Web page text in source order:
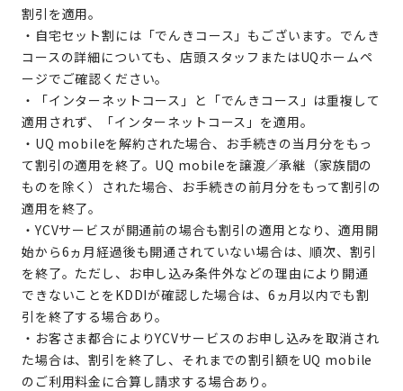
割引を適用。
・自宅セット割には「でんきコース」もございます。でんき
コースの詳細についても、店頭スタッフまたはUQホームペ
ージでご確認ください。
・「インターネットコース」と「でんきコース」は重複して
適用されず、「インターネットコース」を適用。
・UQ mobileを解約された場合、お手続きの当月分をもっ
て割引の適用を終了。UQ mobileを譲渡／承継（家族間の
ものを除く）された場合、お手続きの前月分をもって割引の
適用を終了。
・YCVサービスが開通前の場合も割引の適用となり、適用開
始から6ヵ月経過後も開通されていない場合は、順次、割引
を終了。ただし、お申し込み条件外などの理由により開通
できないことをKDDIが確認した場合は、6ヵ月以内でも割
引を終了する場合あり。
・お客さま都合によりYCVサービスのお申し込みを取消され
た場合は、割引を終了し、それまでの割引額をUQ mobile
のご利用料金に合算し請求する場合あり。